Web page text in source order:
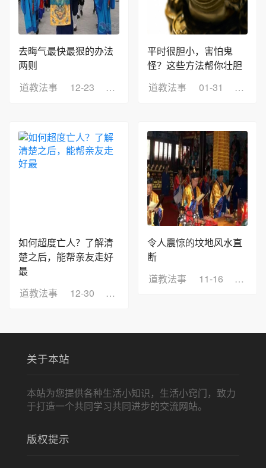
去晦气最快最狠的办法
两则
道教法事
12-23 浏览：9
平时很胆小，害怕鬼
怪？这些方法帮你壮胆
道教法事
01-31 浏览
如何超度亡人？了解清
楚之后，能帮亲友走好
最
道教法事
12-30 浏览：8
令人震惊的坟地风水直
断
道教法事
11-16 浏览
关于本站
本站为您提供各种生活小知识，生活小窍门，致力
于打造一个共同学习共同进步的交流网站。
版权提示